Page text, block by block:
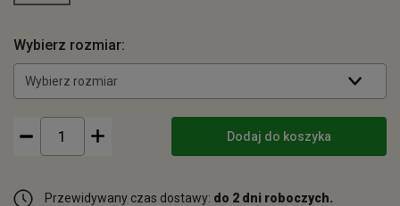
Wybierz rozmiar:
Wybierz rozmiar
Dodaj do koszyka
Przewidywany czas dostawy: do 2 dni roboczych.